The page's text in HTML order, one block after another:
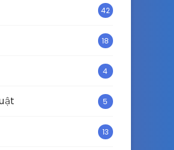
42
18
4
5
13